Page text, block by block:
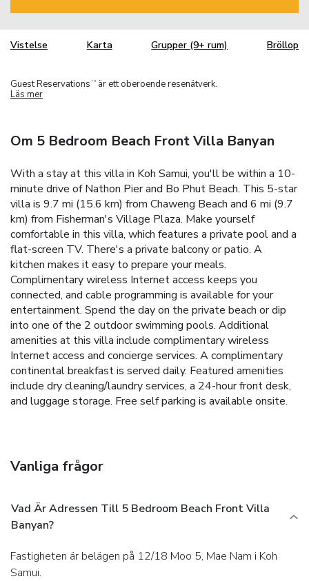
Vistelse Karta Grupper (9+ rum) Bröllop
Guest Reservations TM
är ett oberoende resenätverk.
Läs mer
Om 5 Bedroom Beach Front Villa Banyan
With a stay at this villa in Koh Samui, you'll be within a 10-
minute drive of Nathon Pier and Bo Phut Beach. This 5-star
villa is 9.7 mi (15.6 km) from Chaweng Beach and 6 mi (9.7
km) from Fisherman's Village Plaza. Make yourself
comfortable in this villa, which features a private pool and a
flat-screen TV. There's a private balcony or patio. A
kitchen makes it easy to prepare your meals.
Complimentary wireless Internet access keeps you
connected, and cable programming is available for your
entertainment. Spend the day on the private beach or dip
into one of the 2 outdoor swimming pools. Additional
amenities at this villa include complimentary wireless
Internet access and concierge services. A complimentary
continental breakfast is served daily. Featured amenities
include dry cleaning/laundry services, a 24-hour front desk,
and luggage storage. Free self parking is available onsite.
Vanliga frågor
Vad Är Adressen Till 5 Bedroom Beach Front Villa
Banyan?
Fastigheten är belägen på 12/18 Moo 5, Mae Nam i Koh
Samui.